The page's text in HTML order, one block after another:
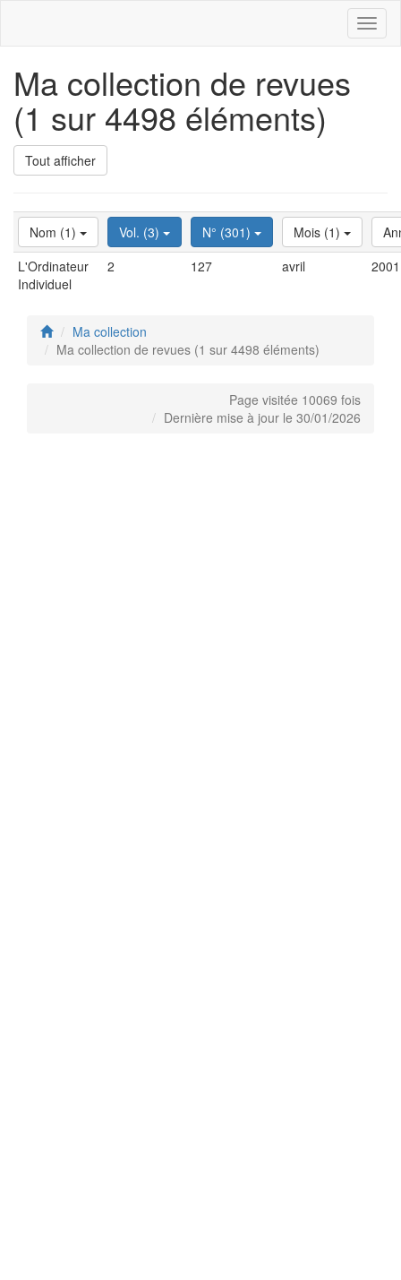
Ma collection de revues
(1 sur 4498 éléments)
Tout afficher
Nom (1) Vol. (3) N° (301) Mois (1)
L'Ordinateur
Individuel
2 127 avril 2001
Ma collection
Ma collection de revues (1 sur 4498 éléments)
Page visitée 10069 fois
Dernière mise à jour le 30/01/2026